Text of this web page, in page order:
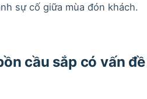
sự cố giữa mùa đón khách.
cầu sắp có vấn đề